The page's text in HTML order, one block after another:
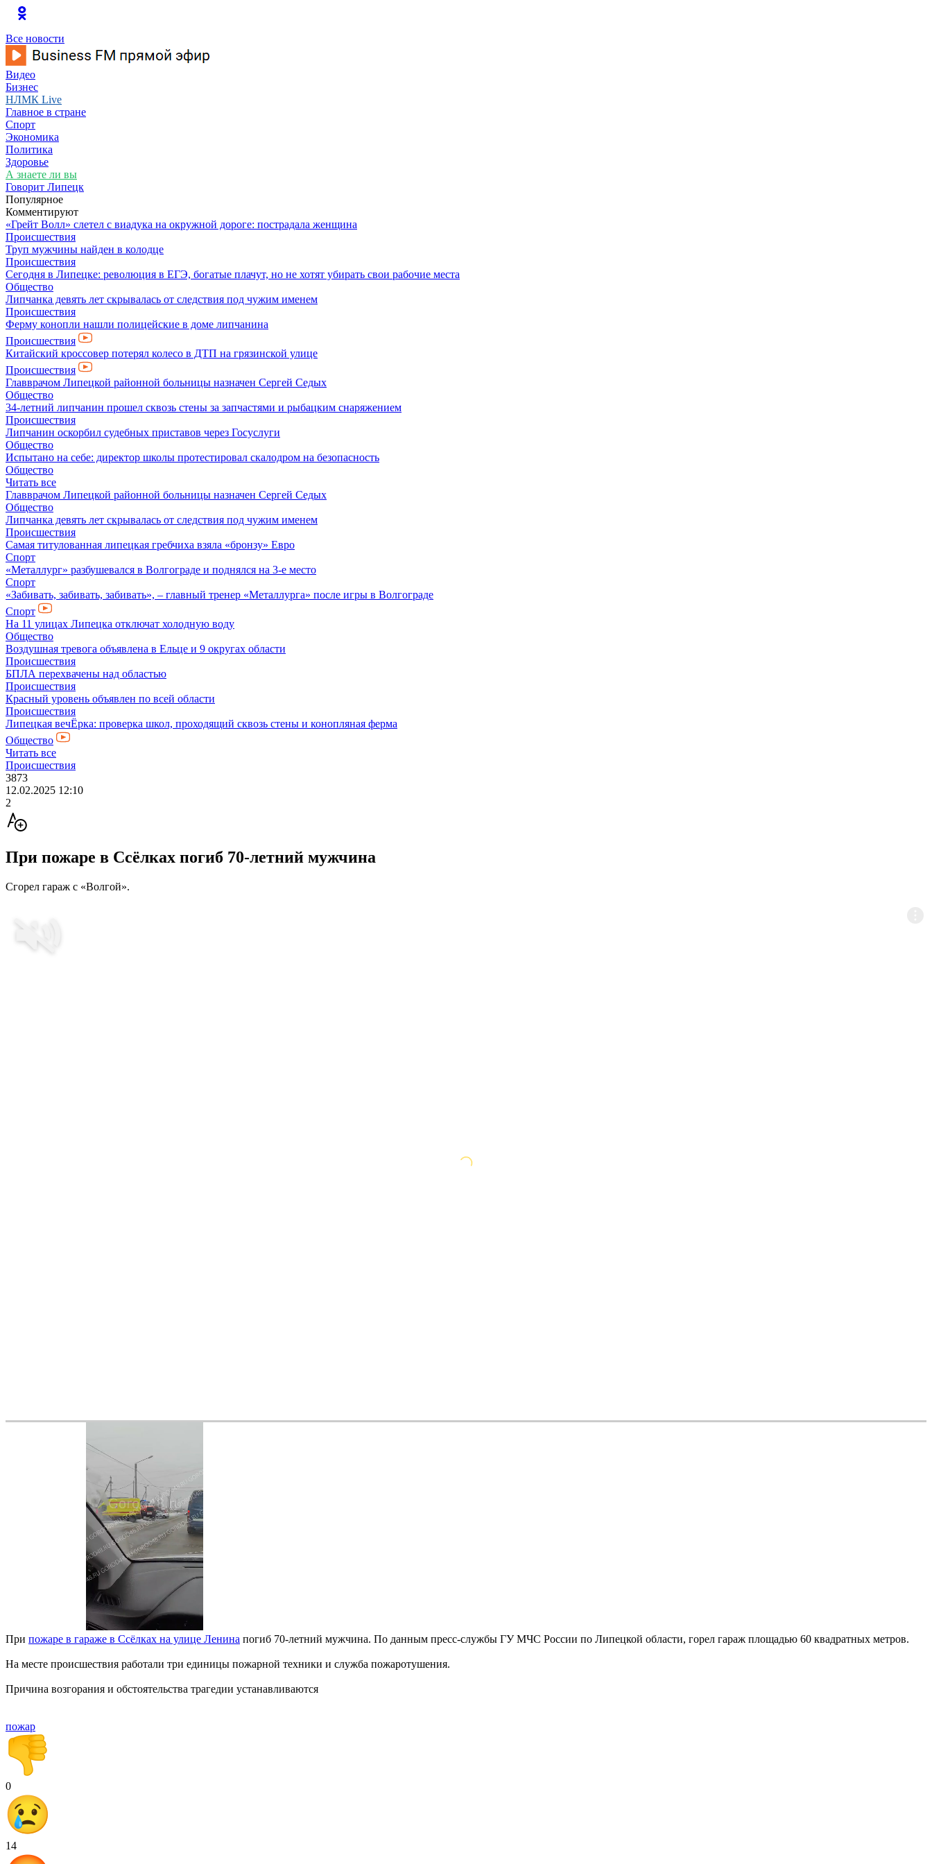
Все новости
Видео
Бизнес
НЛМК Live
Главное в стране
Спорт
Экономика
Политика
Здоровье
А знаете ли вы
Говорит Липецк
Популярное
Комментируют
«Грейт Волл» слетел с виадука на окружной дороге: пострадала женщина
Происшествия
Труп мужчины найден в колодце
Происшествия
Сегодня в Липецке: революция в ЕГЭ, богатые плачут, но не хотят убирать свои рабочие места
Общество
Липчанка девять лет скрывалась от следствия под чужим именем
Происшествия
Ферму конопли нашли полицейские в доме липчанина
Происшествия
Китайский кроссовер потерял колесо в ДТП на грязинской улице
Происшествия
Главврачом Липецкой районной больницы назначен Сергей Седых
Общество
34-летний липчанин прошел сквозь стены за запчастями и рыбацким снаряжением
Происшествия
Липчанин оскорбил судебных приставов через Госуслуги
Общество
Испытано на себе: директор школы протестировал скалодром на безопасность
Общество
Читать все
Главврачом Липецкой районной больницы назначен Сергей Седых
Общество
Липчанка девять лет скрывалась от следствия под чужим именем
Происшествия
Самая титулованная липецкая гребчиха взяла «бронзу» Евро
Спорт
«Металлург» разбушевался в Волгограде и поднялся на 3-е место
Спорт
«Забивать, забивать, забивать», – главный тренер «Металлурга» после игры в Волгограде
Спорт
На 11 улицах Липецка отключат холодную воду
Общество
Воздушная тревога объявлена в Ельце и 9 округах области
Происшествия
БПЛА перехвачены над областью
Происшествия
Красный уровень объявлен по всей области
Происшествия
Липецкая вечЁрка: проверка школ, проходящий сквозь стены и конопляная ферма
Общество
Читать все
Происшествия
3873
12.02.2025 12:10
2
При пожаре в Ссёлках погиб 70-летний мужчина
Сгорел гараж с «Волгой».
При пожаре в гараже в Ссёлках на улице Ленина погиб 70-летний мужчина. По данным пресс-службы ГУ МЧС России по Липецкой области, горел гараж площадью 60 квадратных метров.
На месте происшествия работали три единицы пожарной техники и служба пожаротушения.
Причина возгорания и обстоятельства трагедии устанавливаются
пожар
0
14